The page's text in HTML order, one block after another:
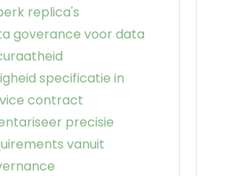
replica's
goverance voor data
specificatie in
contract
precisie
vanuit